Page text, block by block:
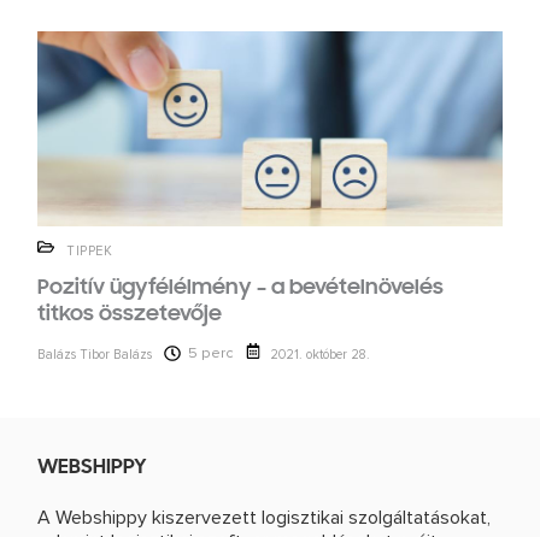
TIPPEK
Pozitív ügyfélélmény – a bevételnövelés
titkos összetevője
Balázs Tibor Balázs 5 perc 2021. október 28.
WEBSHIPPY
A Webshippy kiszervezett logisztikai szolgáltatásokat,